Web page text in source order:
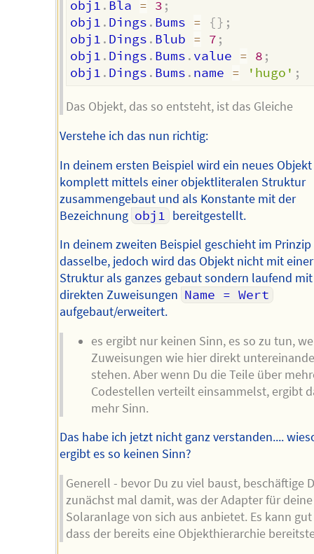
obj1 . Bla = 3 ;
obj1 . Dings . Bums = {} ;
obj1 . Dings . Blub = 7 ;
obj1 . Dings . Bums . value = 8 ;
obj1 . Dings . Bums . name = 'hugo' ;
Das Objekt, das so entsteht, ist das Gleiche
Verstehe ich das nun richtig:
In deinem ersten Beispiel wird ein neues Objekt
komplett mittels einer objektliteralen Struktur
zusammengebaut und als Konstante mit der
Bezeichnung obj1 bereitgestellt.
In deinem zweiten Beispiel geschieht im Prinzip
dasselbe, jedoch wird das Objekt nicht mit einer
Struktur als ganzes gebaut sondern laufend mit
direkten Zuweisungen Name = Wert
aufgebaut/erweitert.
es ergibt nur keinen Sinn, es so zu tun,
Zuweisungen wie hier direkt
stehen. Aber wenn Du die Teile über
Codestellen verteilt einsammelst, ergibt
mehr Sinn.
Das habe ich jetzt nicht ganz verstanden....
ergibt es so keinen Sinn?
Generell - bevor Du zu viel baust, beschäftige
zunächst mal damit, was der Adapter für deine
Solaranlage von sich aus anbietet. Es kann
dass der bereits eine Objekthierarchie